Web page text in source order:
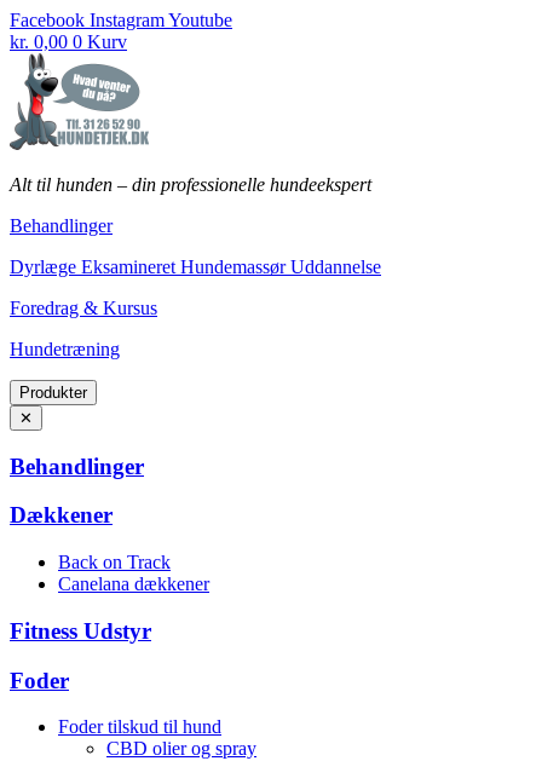
Fortsæt
til
indhold
Facebook InstagramYoutube
kr. 0,00 0 Kurv
Alt til hunden – din professionelle hundeekspert
Behandlinger
Dyrlæge Eksamineret Hundemassør Uddannelse
Foredrag & Kursus
Hundetræning
Produkter
✕
Behandlinger
Dækkener
Back on Track
Canelana dækkener
Fitness Udstyr
Foder
Foder tilskud til hund
CBD olier og spray